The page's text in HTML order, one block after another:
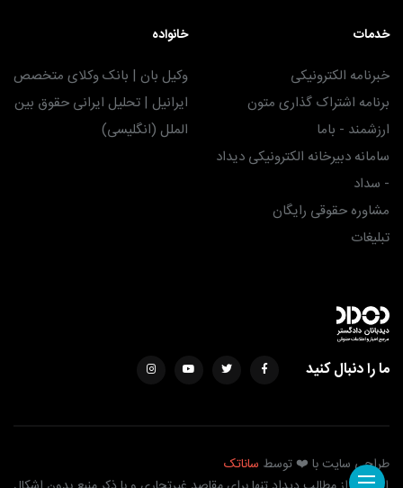
خدمات
خبرنامه الکترونیکی
برنامه اشتراک گذاری متون
ارزشمند - باما
سامانه دبیرخانه الکترونیکی دیداد
- سداد
مشاوره حقوقی رایگان
تبلیغات
خانواده
وکیل بان | بانک وکلای متخصص
ایرانیل | تحلیل ایرانی حقوق بین
الملل (انگلیسی)
ما را دنبال کنید
طراحی سایت با ❤️ توسط ساناتک